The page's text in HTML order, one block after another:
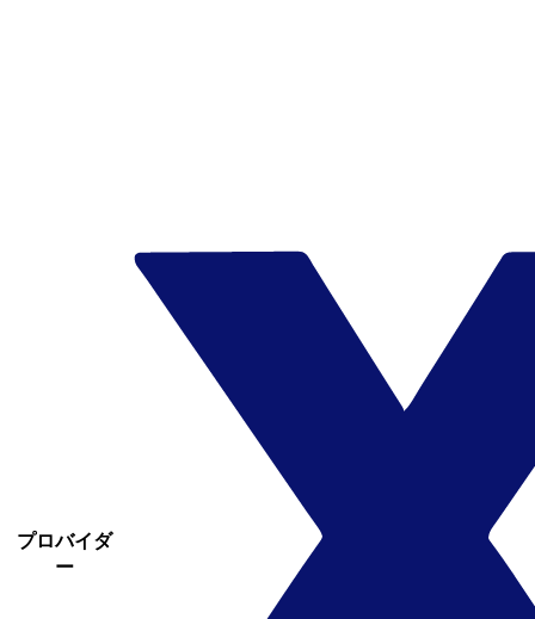
プロバイダ
ー